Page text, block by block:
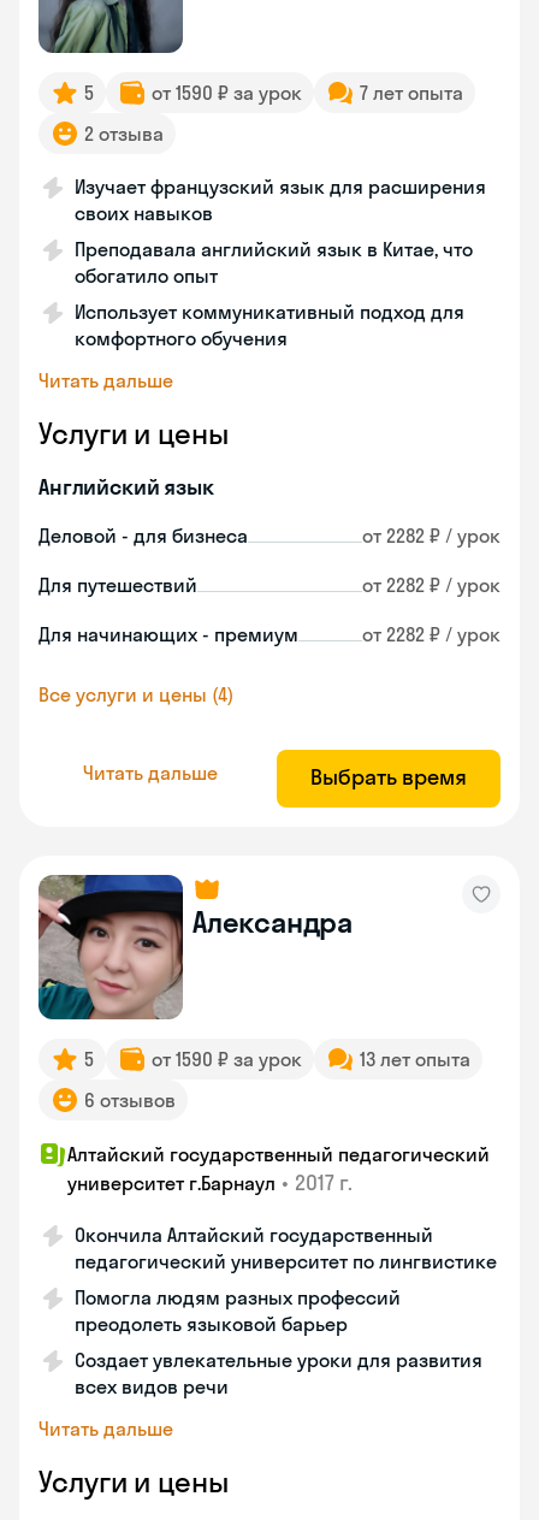
5 от 1590 ₽ за урок
7 лет опыта
2 отзыва
Изучает французский язык для расширения
своих навыков
Преподавала английский язык в Китае, что
обогатило опыт
Использует коммуникативный подход для
комфортного обучения
Читать дальше
Услуги и цены
Английский язык
Деловой - для бизнеса от 2282 ₽ / урок
Для путешествий от 2282 ₽ / урок
Для начинающих - премиум от 2282 ₽ / урок
Все услуги и цены (4)
Читать дальше Выбрать время
Александра
5 от 1590 ₽ за урок
13 лет опыта
6 отзывов
Алтайский государственный педагогический
университет г.Барнаул • 2017 г.
Окончила Алтайский государственный
педагогический университет по лингвистике
Помогла людям разных профессий
преодолеть языковой барьер
Создает увлекательные уроки для развития
всех видов речи
Читать дальше
Услуги и цены